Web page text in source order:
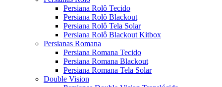
Persiana Rolô Tecido
Persiana Rolô Blackout
Persiana Rolô Tela Solar
Persiana Rolô Blackout Kitbox
Persianas Romana
Persiana Romana Tecido
Persiana Romana Blackout
Persiana Romana Tela Solar
Double Vision